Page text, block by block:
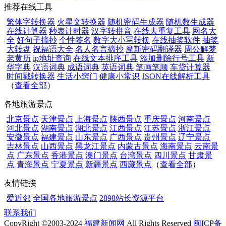
推荐在线工具
繁体字转换器 火星文转换器 随机密码生成器 随机数生成器
在线计算器 秒表计时器 汉字转拼音 在线去重复工具 网名大
全 好句子摘抄 个性签名 数字大小写转换 在线抽奖软件 抽奖
大转盘 祝福语大全 名人名言摘抄 摩斯密码翻译器 周公解梦
老黄历 ip地址查询 在线文本排序工具 添加删除行号工具 新
华字典 汉语词典 成语词典 英语词典 笔画笔顺 车贷计算器
时间戳转换器 生活小窍门 健康小常识 JSON在线解析工具
（查看全部）
各地旅游景点
北京景点 天津景点 上海景点 陕西景点 重庆景点 河南景点
河北景点 湖南景点 湖北景点 江西景点 江苏景点 浙江景点
安徽景点 福建景点 山东景点 广西景点 贵州景点 辽宁景点
吉林景点 山西景点 黑龙江景点 内蒙古景点 海南景点 云南景
点 广东景点 香港景点 澳门景点 台湾景点 四川景点 甘肃景
点 青海景点 宁夏景点 新疆景点 西藏景点 （查看全部）
友情链接
爱近邻 全国各地旅游景点 2898站长资源平台
联系我们
CopyRight ©2003-2024 福建新闻网 All Rights Reserved 闽ICP备